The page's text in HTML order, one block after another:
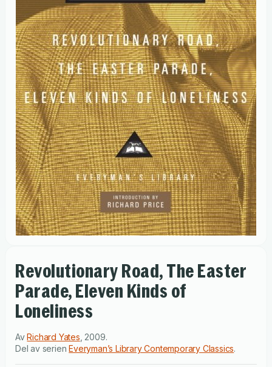
Revolutionary Road, The Easter
Parade, Eleven Kinds of
Loneliness
AvRichard Yates 2009.
Del av serienEveryman’s Library Contemporary Classics.